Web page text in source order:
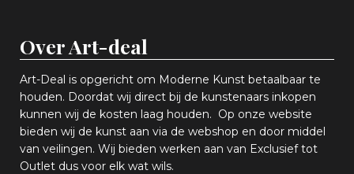
Over Art-deal
Art-Deal is opgericht om Moderne Kunst betaalbaar te
houden. Doordat wij direct bij de kunstenaars inkopen
kunnen wij de kosten laag houden. Op onze website
bieden wij de kunst aan via de webshop en door middel
van veilingen. Wij bieden werken aan van Exclusief tot
Outlet dus voor elk wat wils.